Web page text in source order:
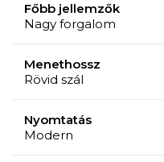
Főbb jellemzők
Nagy forgalom
Menethossz
Rövid szál
Nyomtatás
Modern